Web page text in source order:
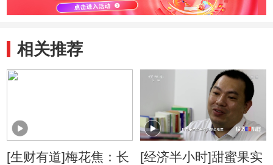
相关推荐
[生财有道]梅花焦：长
[经济半小时]甜蜜果实